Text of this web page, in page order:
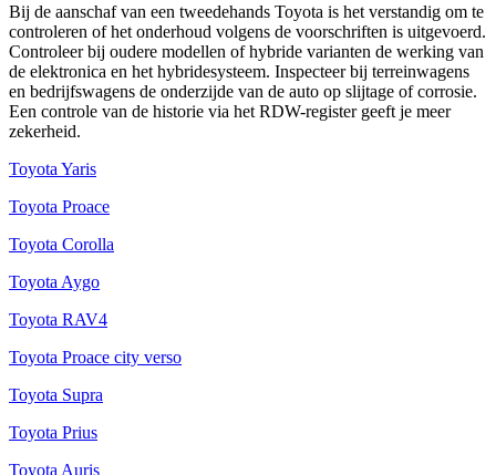
Bij de aanschaf van een tweedehands Toyota is het verstandig om te
controleren of het onderhoud volgens de voorschriften is uitgevoerd.
Controleer bij oudere modellen of hybride varianten de werking van
de elektronica en het hybridesysteem. Inspecteer bij terreinwagens
en bedrijfswagens de onderzijde van de auto op slijtage of corrosie.
Een controle van de historie via het RDW-register geeft je meer
zekerheid.
Toyota Yaris
Toyota Proace
Toyota Corolla
Toyota Aygo
Toyota RAV4
Toyota Proace city verso
Toyota Supra
Toyota Prius
Toyota Auris